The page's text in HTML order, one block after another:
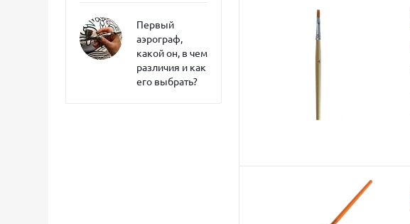
Первый
аэрограф,
какой он, в чем
различия и как
его выбрать?